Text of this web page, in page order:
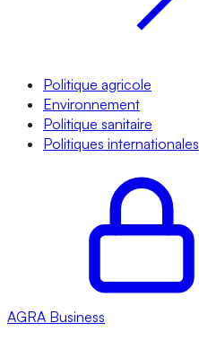
Politique agricole
Environnement
Politique sanitaire
Politiques internationales
AGRA Business